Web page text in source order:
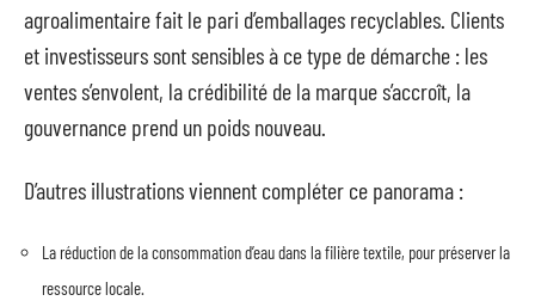
agroalimentaire fait le pari d’emballages recyclables. Clients
et investisseurs sont sensibles à ce type de démarche : les
ventes s’envolent, la crédibilité de la marque s’accroît, la
gouvernance prend un poids nouveau.
D’autres illustrations viennent compléter ce panorama :
La réduction de la consommation d’eau dans la filière textile, pour préserver la
ressource locale.